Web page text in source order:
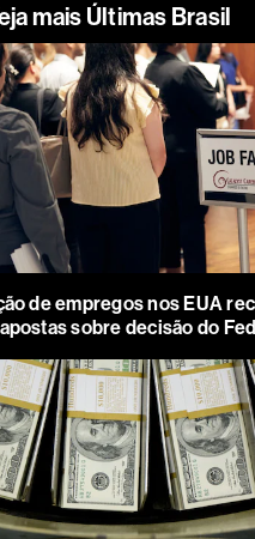
mais Últimas Brasil
de empregos nos EUA
sobre decisão do Fed